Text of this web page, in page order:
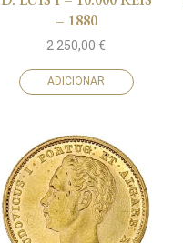
– 1880
2 250,00€
ADICIONAR